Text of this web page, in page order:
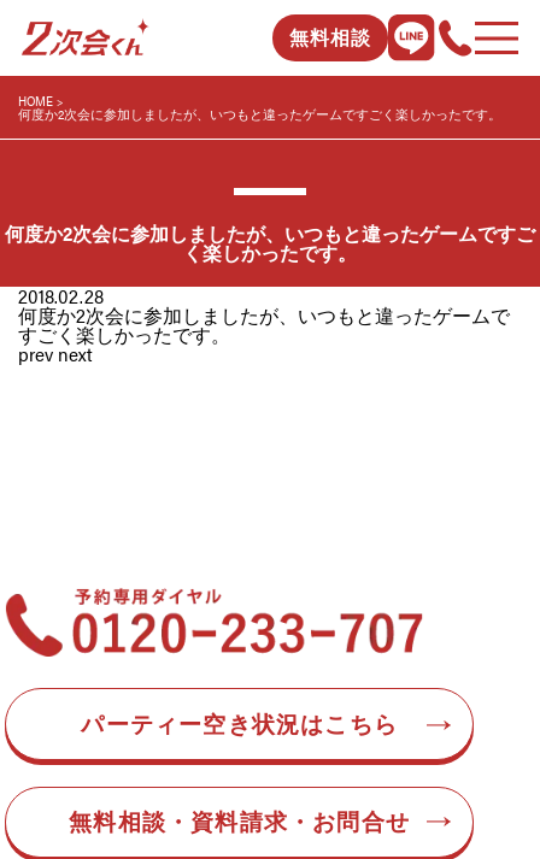
無料相談
HOME
何度か2次会に参加しましたが、いつもと違ったゲームですごく楽しかったです。
何度か2次会に参加しましたが、いつもと違ったゲームですご
く楽しかったです。
2018.02.28
何度か2次会に参加しましたが、いつもと違ったゲームで
すごく楽しかったです。
prev next
パーティー空き状況はこちら
無料相談・資料請求・お問合せ